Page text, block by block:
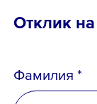
Отклик
Фамилия *